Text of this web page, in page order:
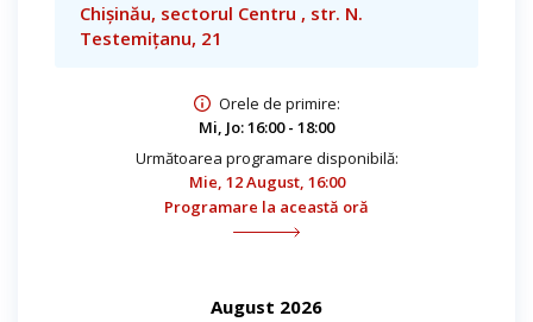
Chișinău, sectorul Centru , str. N.
Testemițanu, 21
Orele de primire:
Mi, Jo: 16:00 - 18:00
Următoarea programare disponibilă:
Mie, 12 August, 16:00
Programare la această oră
August 2026